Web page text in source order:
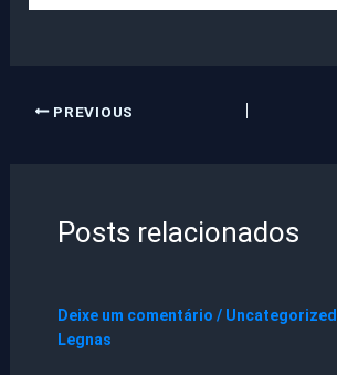
PREVIOUS
Posts relacionados
Deixe um comentário / Uncategorized
Legnas